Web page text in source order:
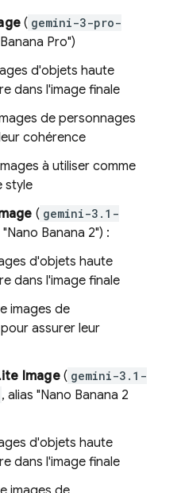
( gemini-3-pro-
Pro")
d'objets haute
dans l'image finale
de personnages
cohérence
à utiliser comme
style
( gemini-3.1-
"Nano Banana 2") :
d'objets haute
dans l'image finale
images de
assurer leur
Image( gemini-3.1-
, alias "Nano Banana 2
d'objets haute
dans l'image finale